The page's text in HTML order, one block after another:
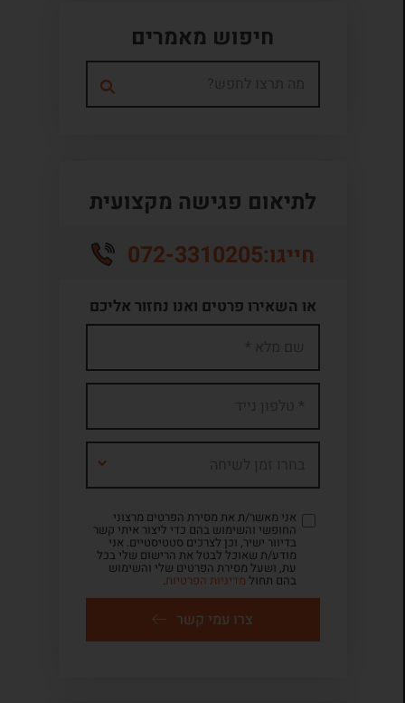
חיפוש מאמרים
לתיאום פגישה מקצועית
חייגו:072-3310205
או השאירו פרטים ואנו נחזור אליכם
אני מאשר/ת את מסירת הפרטים מרצוני
החופשי והשימוש בהם כדי ליצור איתי קשר
בדיוור ישיר, וכן לצרכים סטטיסטיים. אני
מודע/ת שאוכל לבטל את הרישום שלי בכל
עת, ושעל מסירת הפרטים שלי והשימוש
בהם תחול מדיניות הפרטיות.
צרו עמי קשר